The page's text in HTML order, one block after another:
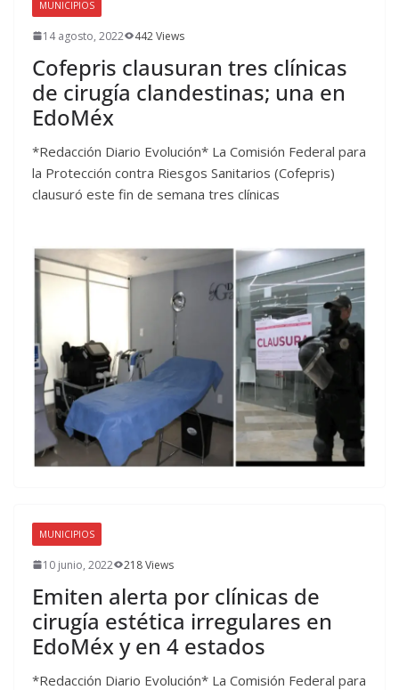
MUNICIPIOS
14 agosto, 2022 442 Views
Cofepris clausuran tres clínicas
de cirugía clandestinas; una en
EdoMéx
*Redacción Diario Evolución* La Comisión Federal para
la Protección contra Riesgos Sanitarios (Cofepris)
clausuró este fin de semana tres clínicas
MUNICIPIOS
10 junio, 2022 218 Views
Emiten alerta por clínicas de
cirugía estética irregulares en
EdoMéx y en 4 estados
*Redacción Diario Evolución* La Comisión Federal para